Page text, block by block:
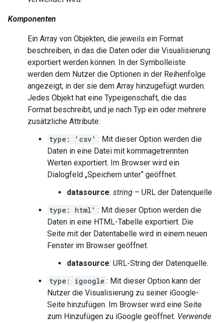
Komponenten
Ein Array von Objekten, die jeweils ein Format
beschreiben, in das die Daten oder die Visualisierung
exportiert werden können. In der Symbolleiste
werden dem Nutzer die Optionen in der Reihenfolge
angezeigt, in der sie dem Array hinzugefügt wurden.
Jedes Objekt hat eine Typeigenschaft, die das
Format beschreibt, und je nach Typ ein oder mehrere
zusätzliche Attribute:
type: 'csv' : Mit dieser Option werden die
Daten in eine Datei mit kommagetrennten
Werten exportiert. Im Browser wird ein
Dialogfeld „Speichern unter“ geöffnet.
datasource: string – URL der Datenquelle
type: html' : Mit dieser Option werden die
Daten in eine HTML-Tabelle exportiert. Die
Seite mit der Datentabelle wird in einem neuen
Fenster im Browser geöffnet.
datasource: URL-String der Datenquelle.
type: igoogle : Mit dieser Option kann der
Nutzer die Visualisierung zu seiner iGoogle-
Seite hinzufügen. Im Browser wird eine Seite
zum Hinzufügen zu iGoogle geöffnet. Verwende